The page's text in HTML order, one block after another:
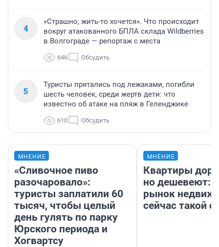
4
«Страшно, жить-то хочется». Что происходит
вокруг атакованного БПЛА склада Wildberries
в Волгограде — репортаж с места
646 Обсудить
5
Туристы прятались под лежаками, погибли
шесть человек, среди жертв дети: что
известно об атаке на пляж в Геленджике
610 Обсудить
МНЕНИЕ
«Сливочное пиво
разочаровало»:
туристы заплатили 60
тысяч, чтобы целый
день гулять по парку
Юрского периода и
Хогвартсу
МНЕНИЕ
Квартиры
но дешевеют:
рынок
сейчас такой